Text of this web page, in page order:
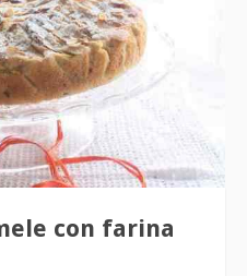
con farina